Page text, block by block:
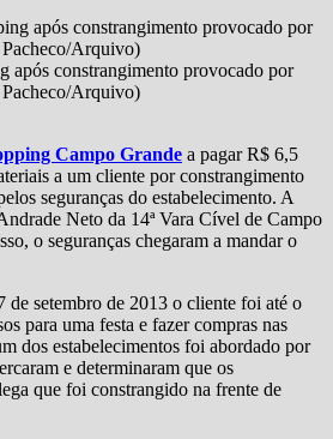
após constrangimento provocado por
Arquivo)
Campo Grande a pagar R$ 6,5
a um cliente por constrangimento
seguranças do estabelecimento. A
Neto da 14ª Vara Cível de Campo
o seguranças chegaram a mandar o
de setembro de 2013 o cliente foi até o
para uma festa e fazer compras nas
dos estabelecimentos foi abordado por
e determinaram que os
que foi constrangido na frente de